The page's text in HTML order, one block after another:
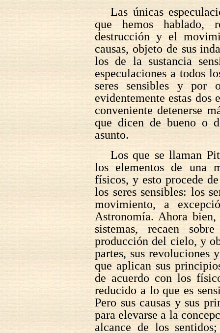
Las únicas
que hemos hablado,
destrucción y el
causas, objeto de sus
los de la sustancia
especulaciones a todos
seres sensibles y por
evidentemente estas dos
conveniente detenerse
que dicen de bueno o
asunto.
Los que se llaman
los elementos de una
físicos, y esto procede
los seres sensibles: los
movimiento, a
Astronomía. Ahora bien,
sistemas, recaen
producción del cielo, y
partes, sus revoluciones
que aplican sus
de acuerdo con los
reducido a lo que es
Pero sus causas y sus
para elevarse a la
alcance de los